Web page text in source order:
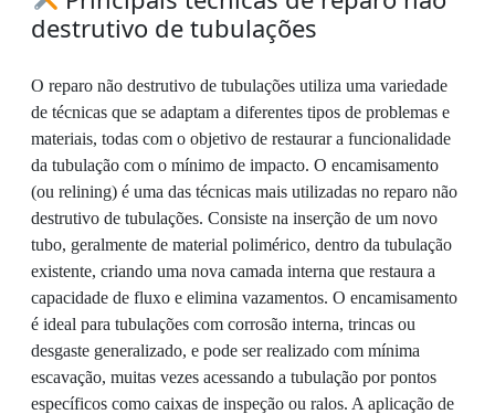
destrutivo de tubulações
O reparo não destrutivo de tubulações utiliza uma variedade
de técnicas que se adaptam a diferentes tipos de problemas e
materiais, todas com o objetivo de restaurar a funcionalidade
da tubulação com o mínimo de impacto. O encamisamento
(ou relining) é uma das técnicas mais utilizadas no reparo não
destrutivo de tubulações. Consiste na inserção de um novo
tubo, geralmente de material polimérico, dentro da tubulação
existente, criando uma nova camada interna que restaura a
capacidade de fluxo e elimina vazamentos. O encamisamento
é ideal para tubulações com corrosão interna, trincas ou
desgaste generalizado, e pode ser realizado com mínima
escavação, muitas vezes acessando a tubulação por pontos
específicos como caixas de inspeção ou ralos. A aplicação de